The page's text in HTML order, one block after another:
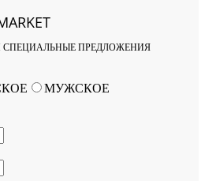
СПЕЦИАЛЬНЫЕ ПРЕДЛОЖЕНИЯ
МУЖСКОЕ